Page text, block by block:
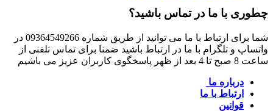
چطوری با ما در تماس باشید؟
شما برای ارتباط با ما می توانید از طریق شماره 09364549266 در
واتساپ و تلگرام با ما در ارتباط باشید ضمنا برای تماس تلفنی از
ساعت 8 صبح تا 4 بعد از ظهر پاسخگوی کاربران عزیز می باشیم
درباره ما
ارتباط با ما
قوانین